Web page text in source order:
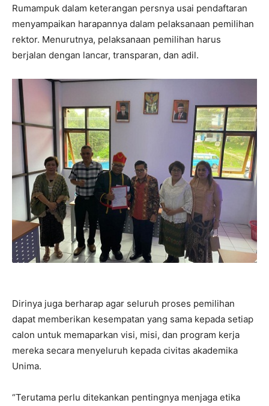
Rumampuk dalam keterangan persnya usai pendaftaran
menyampaikan harapannya dalam pelaksanaan pemilihan
rektor. Menurutnya, pelaksanaan pemilihan harus
berjalan dengan lancar, transparan, dan adil.
Dirinya juga berharap agar seluruh proses pemilihan
dapat memberikan kesempatan yang sama kepada setiap
calon untuk memaparkan visi, misi, dan program kerja
mereka secara menyeluruh kepada civitas akademika
Unima.
“Terutama perlu ditekankan pentingnya menjaga etika